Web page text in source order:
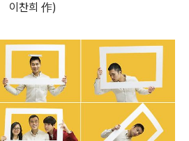
이찬희 作)